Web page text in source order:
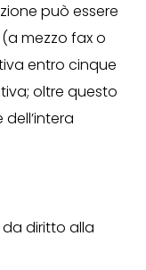
può essere
mezzo fax o
entro cinque
oltre questo
diritto alla